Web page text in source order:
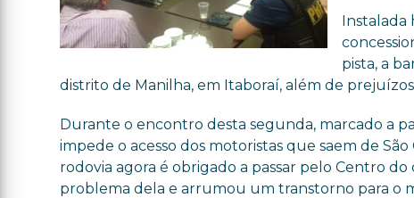
Instalada
pista, a
distrito de Manilha, em Itaboraí, além de
Durante o encontro desta segunda, marcado a
impede o acesso dos motoristas que saem de
rodovia agora é obrigado a passar pelo Centro
problema dela e arrumou um transtorno para o